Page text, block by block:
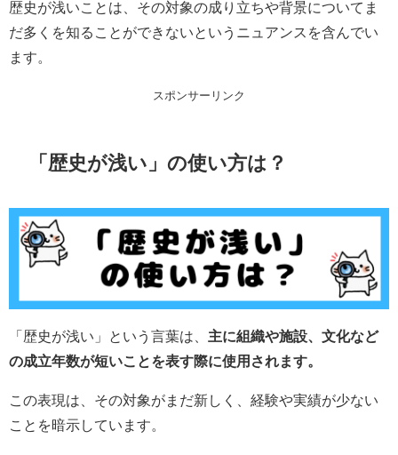
歴史が浅いことは、その対象の成り立ちや背景についてま
だ多くを知ることができないというニュアンスを含んでい
ます。
スポンサーリンク
「歴史が浅い」の使い方は？
「歴史が浅い」という言葉は、 主に組織や施設、文化など
の成立年数が短いことを表す際に使用されます。
この表現は、その対象がまだ新しく、経験や実績が少ない
ことを暗示しています。